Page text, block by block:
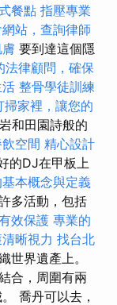
餐點 指壓專業
站，查詢律師
要到達這個隱
法律顧問，確保
整骨學徒訓練
掃家裡，讓您的
和田園詩般的
空間 精心設計
的DJ在甲板上
基本概念與定義
多活動，包括
效保護 專業的
晰視力 找台北
世界遺產上。
合，周圍有兩
喬丹可以去，